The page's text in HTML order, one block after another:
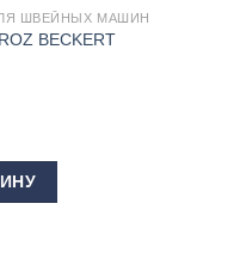
SES
ШВЕЙНЫХ МАШИН
BECKERT
для ОВЕРЛОКА GROZ